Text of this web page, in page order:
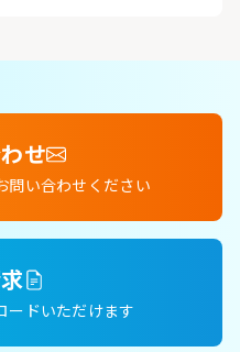
せ
問い合わせください
ードいただけます